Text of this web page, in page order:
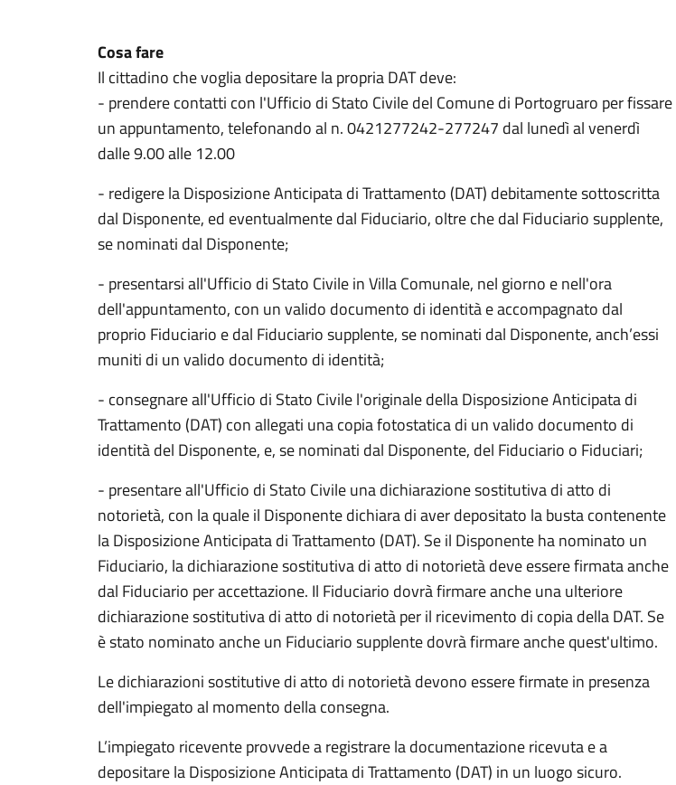
Cosa fare
Il cittadino che voglia depositare la propria DAT deve:
- prendere contatti con l'Ufficio di Stato Civile del Comune di Portogruaro per fissare
un appuntamento, telefonando al n. 0421277242-277247 dal lunedì al venerdì
dalle 9.00 alle 12.00
- redigere la Disposizione Anticipata di Trattamento (DAT) debitamente sottoscritta
dal Disponente, ed eventualmente dal Fiduciario, oltre che dal Fiduciario supplente,
se nominati dal Disponente;
- presentarsi all'Ufficio di Stato Civile in Villa Comunale, nel giorno e nell'ora
dell'appuntamento, con un valido documento di identità e accompagnato dal
proprio Fiduciario e dal Fiduciario supplente, se nominati dal Disponente, anch’essi
muniti di un valido documento di identità;
- consegnare all'Ufficio di Stato Civile l'originale della Disposizione Anticipata di
Trattamento (DAT) con allegati una copia fotostatica di un valido documento di
identità del Disponente, e, se nominati dal Disponente, del Fiduciario o Fiduciari;
- presentare all'Ufficio di Stato Civile una dichiarazione sostitutiva di atto di
notorietà, con la quale il Disponente dichiara di aver depositato la busta contenente
la Disposizione Anticipata di Trattamento (DAT). Se il Disponente ha nominato un
Fiduciario, la dichiarazione sostitutiva di atto di notorietà deve essere firmata anche
dal Fiduciario per accettazione. Il Fiduciario dovrà firmare anche una ulteriore
dichiarazione sostitutiva di atto di notorietà per il ricevimento di copia della DAT. Se
è stato nominato anche un Fiduciario supplente dovrà firmare anche quest'ultimo.
Le dichiarazioni sostitutive di atto di notorietà devono essere firmate in presenza
dell'impiegato al momento della consegna.
L’impiegato ricevente provvede a registrare la documentazione ricevuta e a
depositare la Disposizione Anticipata di Trattamento (DAT) in un luogo sicuro.